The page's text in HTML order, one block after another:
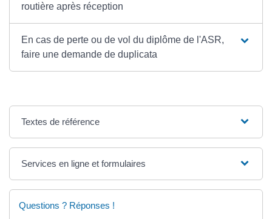
routière après réception
En cas de perte ou de vol du diplôme de l'ASR,
faire une demande de duplicata
Textes de référence
Services en ligne et formulaires
Questions ? Réponses !